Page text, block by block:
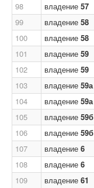
98
владение 57
99
владение 58
100
владение 58
101
владение 59
102
владение 59
103
владение 59а
104
владение 59а
105
владение 59б
106
владение 59б
107
владение 6
108
владение 6
109
владение 61